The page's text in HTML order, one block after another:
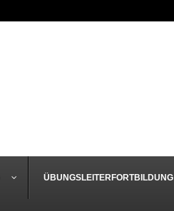
ÜBUNGSLEITERFORTBILDUNG